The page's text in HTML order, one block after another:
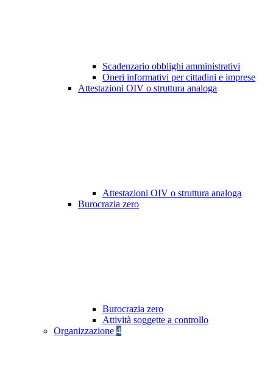
Scadenzario obblighi amministrativi
Oneri informativi per cittadini e imprese
Attestazioni OIV o struttura analoga
Attestazioni OIV o struttura analoga
Burocrazia zero
Burocrazia zero
Attività soggette a controllo
Organizzazione 4